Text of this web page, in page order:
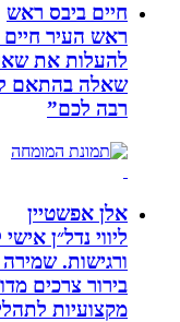
חיים ביבס ראש
ראש העיר חיים
להעלות את
שאלה בהתאם ללוח
רבה לכם”
אלן אפשטיין
ליווי נדל״ן אישי
ורגישות. שמירה
בירור צרכים מדויק
מקצועיות לתהליך